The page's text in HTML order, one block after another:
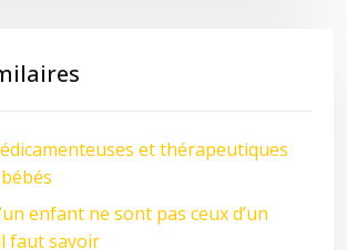
et thérapeutiques
enfant ne sont pas ceux d’un
faut savoir